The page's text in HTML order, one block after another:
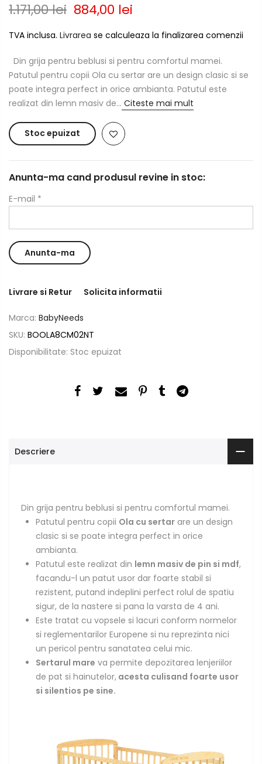
1.171,00 lei 884,00 lei
TVA inclusa. Livrarea se calculeaza la finalizarea comenzii
Din grija pentru beblusi si pentru comfortul mamei.
Patutul pentru copii Ola cu sertar are un design clasic si se
poate integra perfect in orice ambianta. Patutul este
realizat din lemn masiv de... Citeste mai mult
Stoc epuizat
Anunta-ma cand produsul revine in stoc:
E-mail *
Livrare si Retur Solicita informatii
Marca: BabyNeeds
SKU: BOOLA8CM02NT
Disponibilitate: Stoc epuizat
Descriere
Din grija pentru beblusi si pentru comfortul mamei.
Patutul pentru copii Ola cu sertar are un design
clasic si se poate integra perfect in orice
ambianta.
Patutul este realizat din lemn masiv de pin si mdf,
facandu-l un patut usor dar foarte stabil si
rezistent, putand indeplini perfect rolul de spatiu
sigur, de la nastere si pana la varsta de 4 ani.
Este tratat cu vopsele si lacuri conform normelor
si reglementarilor Europene si nu reprezinta nici
un pericol pentru sanatatea celui mic.
Sertarul mare va permite depozitarea lenjeriilor
de pat si hainutelor, acesta culisand foarte usor
si silentios pe sine.